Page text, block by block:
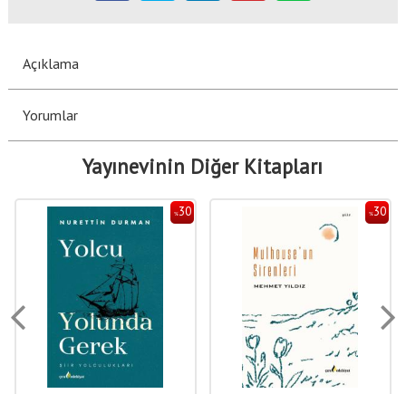
Açıklama
Yorumlar
Yayınevinin Diğer Kitapları
%30 %30